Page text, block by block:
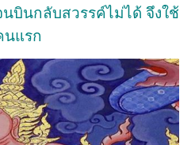
บินกลับสวรรค์ไม่ได้ จึงใช้
แรก